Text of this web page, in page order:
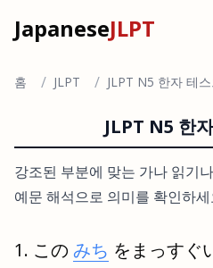
JapaneseJLPT
홈 / JLPT / JLPT N5 한자 테
JLPT N5 한
강조된 부분에 맞는 가나 읽기
예문 해석으로 의미를 확인하세
この みち をまっすぐ